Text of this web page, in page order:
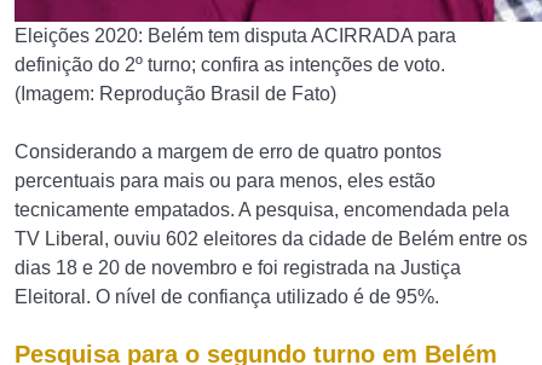
Eleições 2020: Belém tem disputa ACIRRADA para
definição do 2º turno; confira as intenções de voto.
(Imagem: Reprodução Brasil de Fato)
Considerando a margem de erro de quatro pontos
percentuais para mais ou para menos, eles estão
tecnicamente empatados. A pesquisa, encomendada pela
TV Liberal, ouviu 602 eleitores da cidade de Belém entre os
dias 18 e 20 de novembro e foi registrada na Justiça
Eleitoral. O nível de confiança utilizado é de 95%.
Pesquisa para o segundo turno em Belém